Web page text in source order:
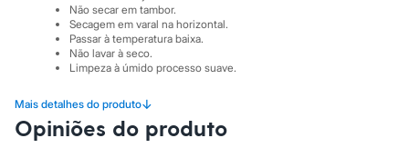
Shorts e Bermudas
Moda íntima
Calcinhas
Cintas e Modeladores
Pijamas
Sutiãs e Tops
Moda praia
Mais detalhes do produto↓
Não secar em tambor.
Secagem em varal na horizontal.
Passar à temperatura baixa.
Não lavar à seco.
Limpeza à úmido processo suave.
Opiniões do produto